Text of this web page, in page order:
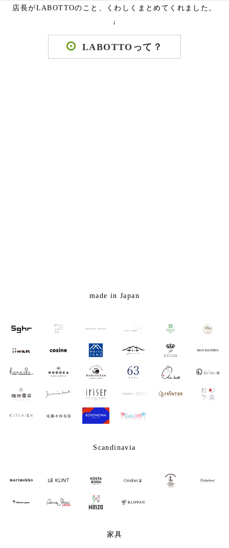
店長がLABOTTOのこと、くわしくまとめてくれました。
↓
LABOTTOって？
made in Japan
Scandinavia
家具